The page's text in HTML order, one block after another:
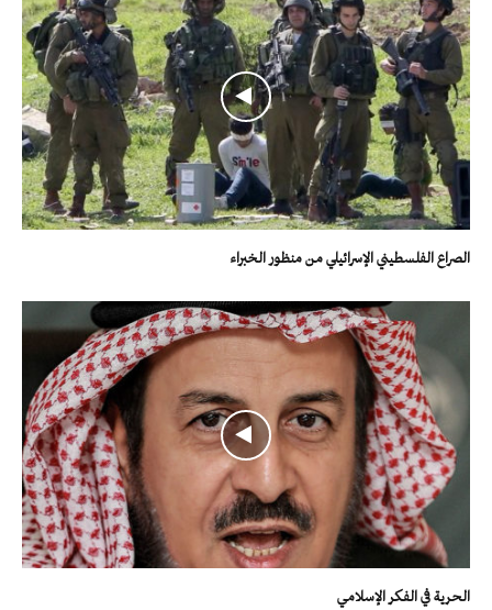
الصراع الفلسطيني الإسرائيلي من منظور الخبراء
الحرية في الفكر الإسلامي